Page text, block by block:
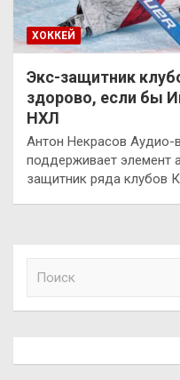
ХОККЕЙ
Экс-защитник
здорово, если бы
НХЛ
Антон Некрасов Аудио-
поддерживает элемент
защитник ряда клубов